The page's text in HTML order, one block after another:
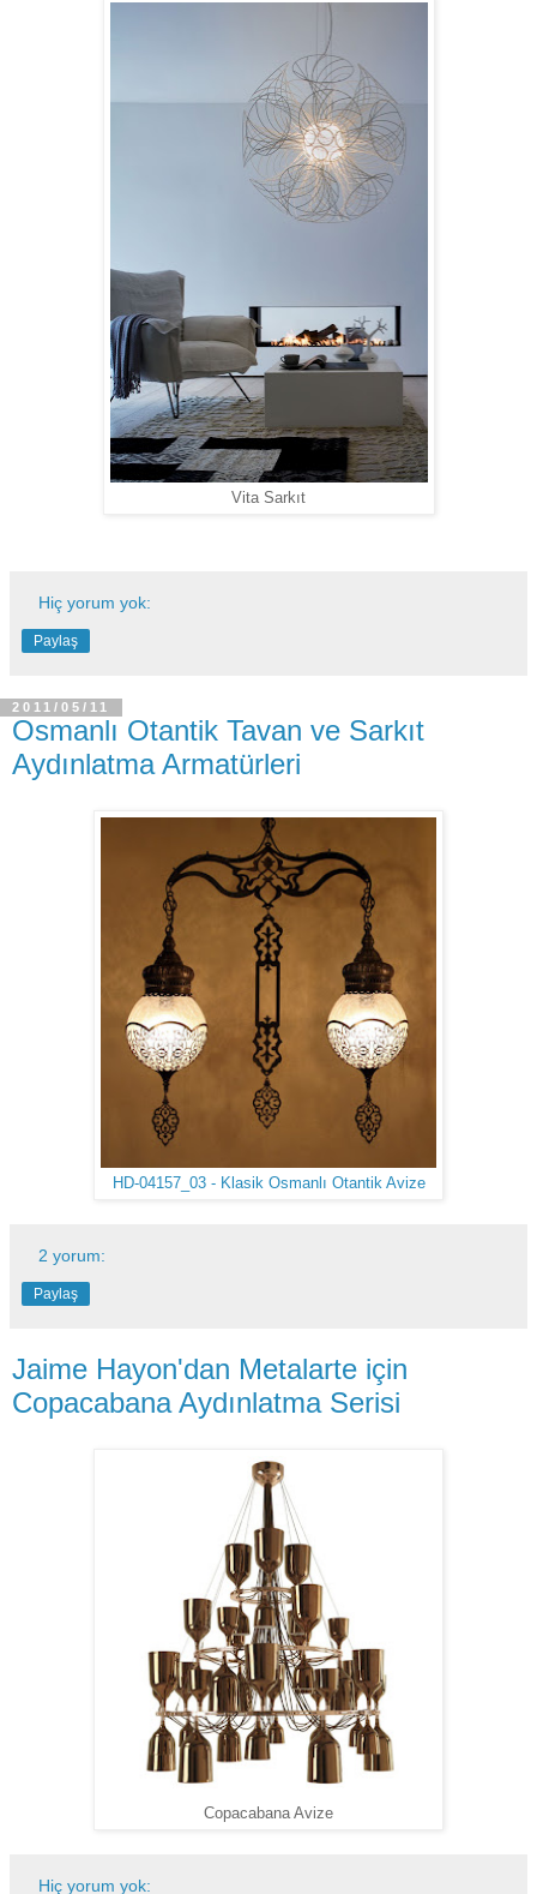
Vita Sarkıt
Hiç yorum yok:
Paylaş
2011/05/11
Osmanlı Otantik Tavan ve Sarkıt
Aydınlatma Armatürleri
HD-04157_03 - Klasik Osmanlı Otantik Avize
2 yorum:
Paylaş
Jaime Hayon'dan Metalarte için
Copacabana Aydınlatma Serisi
Copacabana Avize
Hiç yorum yok: